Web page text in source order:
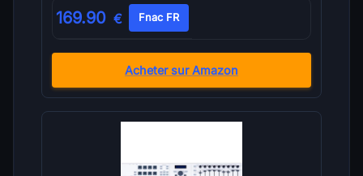
169.90 € Fnac FR
Acheter sur Amazon